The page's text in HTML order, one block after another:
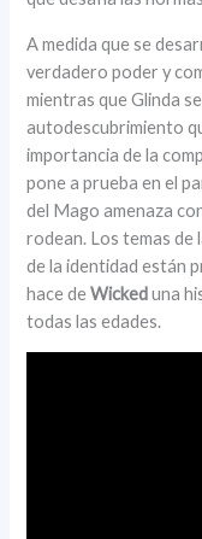
A medida que se
verdadero poder y
mientras que Glinda
autodescubrimiento
importancia de la
pone a prueba en el
del Mago amenaza
rodean. Los temas de
de la identidad están
hace deWickeduna
todas las edades.